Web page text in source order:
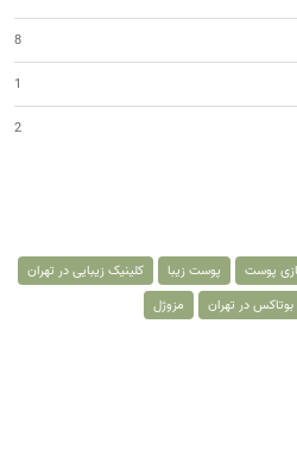
8
1
2
پوست پوست زیبا
کلینیک زیبایی در تهران
در تهران
مزوژل